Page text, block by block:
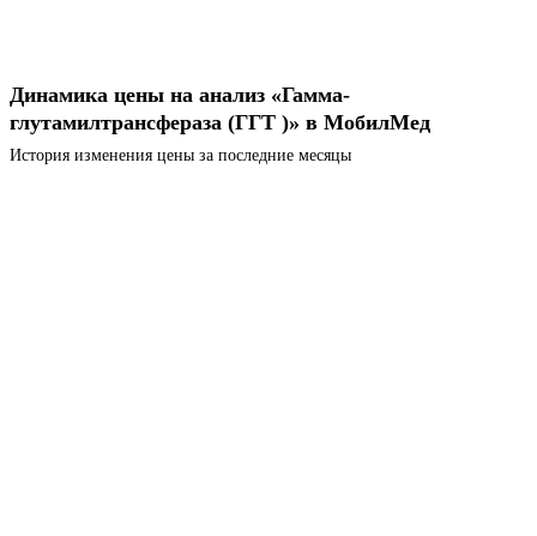
Динамика цены на анализ «Гамма-
глутамилтрансфераза (ГГТ )» в МобилМед
История изменения цены за последние месяцы